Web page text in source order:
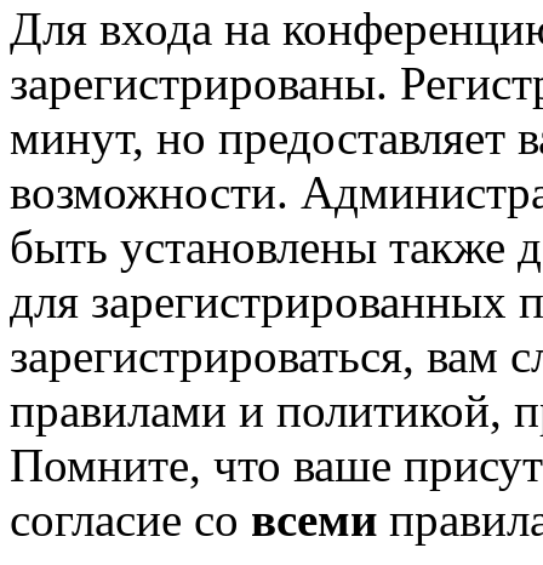
Для входа на
зарегистрированы.
минут, но предоставляет
возможности.
быть установлены также
для зарегистрированных
зарегистрироваться, вам
правилами и политикой,
Помните, что ваше
согласие со всеми